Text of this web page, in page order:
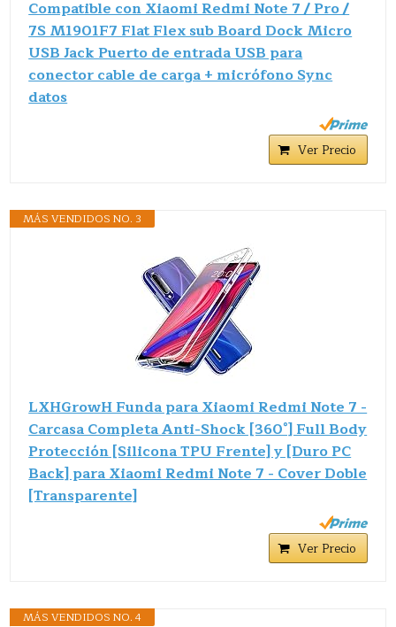
Compatible con Xiaomi Redmi Note 7 / Pro /
7S M1901F7 Flat Flex sub Board Dock Micro
USB Jack Puerto de entrada USB para
conector cable de carga + micrófono Sync
datos
Ver Precio
MÁS VENDIDOS NO. 3
LXHGrowH Funda para Xiaomi Redmi Note 7 -
Carcasa Completa Anti-Shock [360°] Full Body
Protección [Silicona TPU Frente] y [Duro PC
Back] para Xiaomi Redmi Note 7 - Cover Doble
[Transparente]
Ver Precio
MÁS VENDIDOS NO. 4